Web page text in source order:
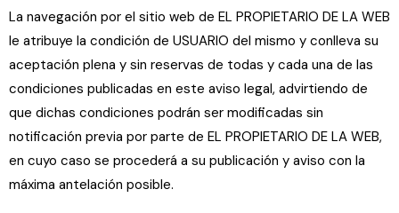
La navegación por el sitio web de EL PROPIETARIO DE LA WEB
le atribuye la condición de USUARIO del mismo y conlleva su
aceptación plena y sin reservas de todas y cada una de las
condiciones publicadas en este aviso legal, advirtiendo de
que dichas condiciones podrán ser modificadas sin
notificación previa por parte de EL PROPIETARIO DE LA WEB,
en cuyo caso se procederá a su publicación y aviso con la
máxima antelación posible.